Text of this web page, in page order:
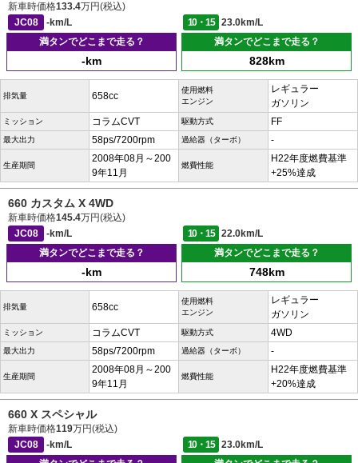
新車時価格133.4万円(税込)
JC08
-km/L 10・15
23.0km/L
満タンでどこまで走る？
-km
満タンでどこまで走る？
828km
排気量 658cc
使用燃料
エンジン
レギュラー
ガソリン
ミッション コラムCVT 駆動方式 FF
最大出力 58ps/7200rpm 過給器（ターボ） -
生産期間
2008年08月～200
9年11月
燃費性能
H22年度燃費基準
+25%達成
660 カスタム X 4WD
新車時価格145.4万円(税込)
JC08
-km/L 10・15
22.0km/L
満タンでどこまで走る？
-km
満タンでどこまで走る？
748km
排気量 658cc
使用燃料
エンジン
レギュラー
ガソリン
ミッション コラムCVT 駆動方式 4WD
最大出力 58ps/7200rpm 過給器（ターボ） -
生産期間
2008年08月～200
9年11月
燃費性能
H22年度燃費基準
+20%達成
660 X スペシャル
新車時価格119万円(税込)
JC08
-km/L 10・15
23.0km/L